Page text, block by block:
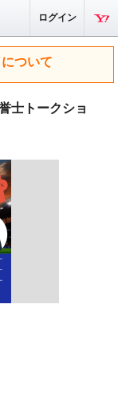
ログイン
ついて
士トークショ